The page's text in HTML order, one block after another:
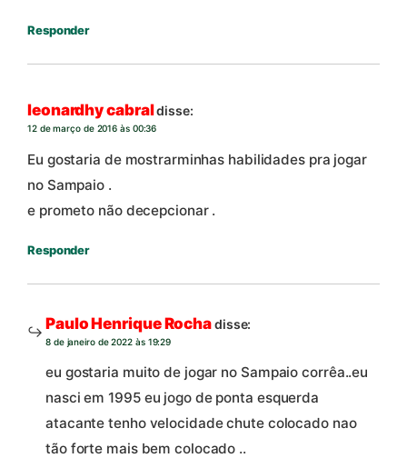
Responder
leonardhy cabraldisse:
12 de março de 2016 às 00:36
Eu gostaria de mostrarminhas habilidades pra jogar
no Sampaio .
e prometo não decepcionar .
Responder
Paulo Henrique Rochadisse:
8 de janeiro de 2022 às 19:29
eu gostaria muito de jogar no Sampaio corrêa..eu
nasci em 1995 eu jogo de ponta esquerda
atacante tenho velocidade chute colocado nao
tão forte mais bem colocado ..